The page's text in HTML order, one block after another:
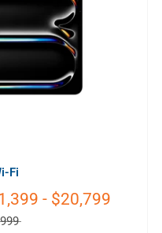
Fi
- $20,799